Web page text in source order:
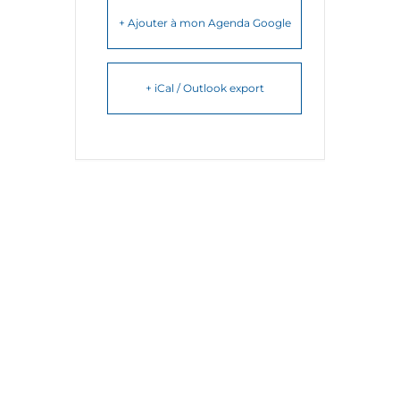
+ Ajouter à mon Agenda Google
+ iCal / Outlook export